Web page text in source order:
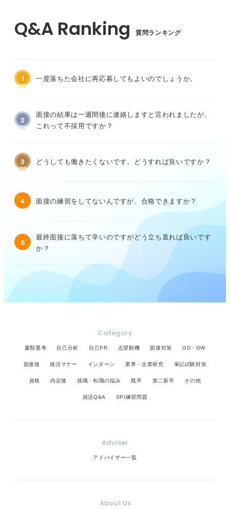
質問ランキング
1 一度落ちた会社に再応募してもよいのでしょうか。
2
面接の結果は一週間後に連絡しますと言われましたが、
これって不採用ですか？
3 どうしても働きたくないです。どうすれば良いですか？
4 面接の練習をしてないんですが、合格できますか？
5
最終面接に落ちて辛いのですがどう立ち直れば良いです
か？
Category
書類選考 自己分析 自己PR 志望動機 面接対策 GD・GW
面接後 就活マナー インターン 業界・企業研究 筆記試験対策
資格 内定後 就職・転職の悩み 既卒 第二新卒 その他
就活Q&A SPI練習問題
Adviser
アドバイザー一覧
About Us